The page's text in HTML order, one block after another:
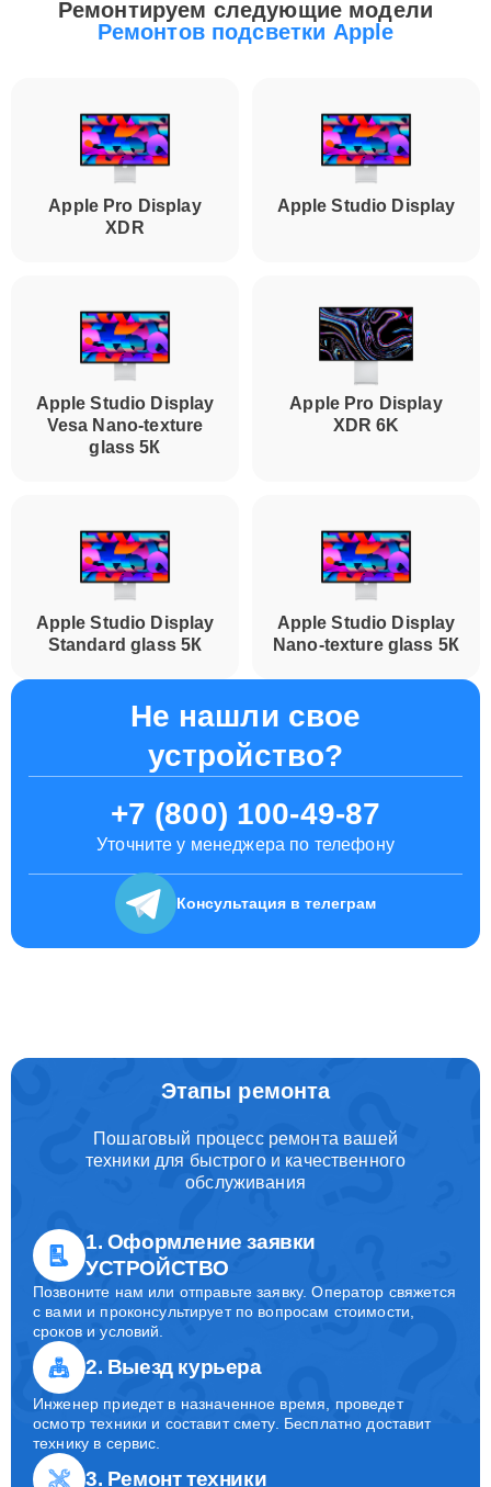
Ремонтируем следующие модели
Ремонтов подсветки Apple
Apple Pro Display
XDR
Apple Studio Display
Apple Studio Display
Vesa Nano-texture
glass 5К
Apple Pro Display
XDR 6K
Apple Studio Display
Standard glass 5К
Apple Studio Display
Nano-texture glass 5К
Не нашли свое
устройство?
+7 (800) 100-49-87
Уточните у менеджера по телефону
Консультация в телеграм
Этапы ремонта
Пошаговый процесс ремонта вашей
техники для быстрого и качественного
обслуживания
1. Оформление заявки
УСТРОЙСТВО
Позвоните нам или отправьте заявку. Оператор свяжется
с вами и проконсультирует по вопросам стоимости,
сроков и условий.
2. Выезд курьера
Инженер приедет в назначенное время, проведет
осмотр техники и составит смету. Бесплатно доставит
технику в сервис.
3. Ремонт техники